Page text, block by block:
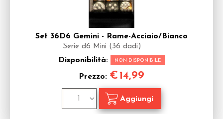
Set 36D6 Gemini - Rame-Acciaio/Bianco
Serie d6 Mini (36 dadi)
Disponibilità: NON DISPONIBILE
Prezzo: €14,99